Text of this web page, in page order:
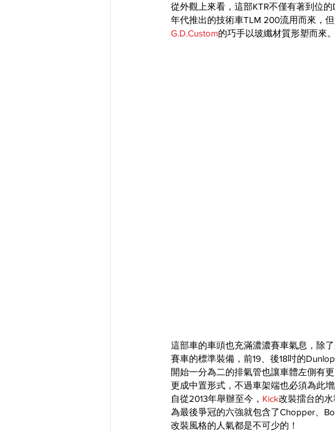
從外觀上來看，這部KTR不僅有著到位
年代推出的技術車TLM 200流用而來，
G.D.Custom的巧手以玻纖材質形塑而來。
這部車的車頭也充滿濃濃賽車氣息，除
賽車的標準裝備，前19、後18吋的
開始一分為二的排氣管也讓車體左側有
更成中置形式，不過車架端也必須為此
自從2013年舉辦至今， Kick改裝擂台的
為最後爭冠的六強就包含了Chopper、
改裝風格的人氣都是不可少的！